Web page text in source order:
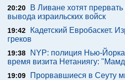
20:20
В Ливане хотят
вывода израильских войск
19:42
Кадетский Евробаскет.
греков
19:38
NYP: полиция Нью-
время визита Нетаниягу:
19:09
Прорвавшиеся в Сеуту